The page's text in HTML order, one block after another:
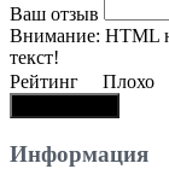
Ваш отзыв
Внимание: HTML
текст!
Рейтинг Плохо
Информация